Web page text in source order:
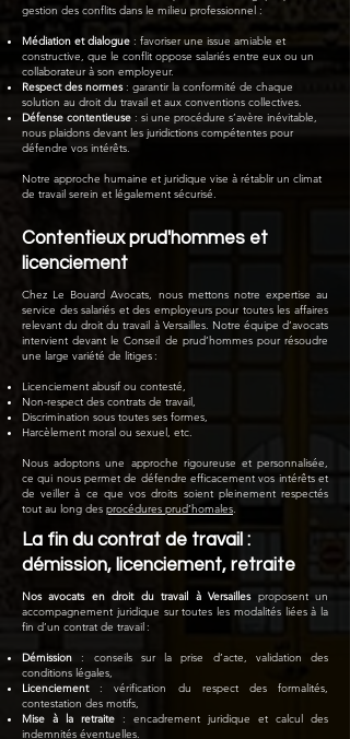
gestion des conflits dans le milieu professionnel :
Médiation et dialogue : favoriser une issue amiable et
constructive, que le conflit oppose salariés entre eux ou un
collaborateur à son employeur.
Respect des normes: garantir la conformité de chaque
solution au droit du travail et aux conventions collectives.
Défense contentieuse : si une procédure s’avère inévitable,
nous plaidons devant les juridictions compétentes pour
défendre vos intérêts.
Notre approche humaine et juridique vise à rétablir un climat
de travail serein et légalement sécurisé.
Contentieux prud'hommes et
licenciement
Chez Le Bouard Avocats, nous mettons notre expertise au
service des salariés et des employeurs pour toutes les affaires
relevant du droit du travail à Versailles. Notre équipe d’avocats
intervient devant le Conseil de prud’hommes pour résoudre
une large variété de litiges :
Licenciement abusif ou contesté,
Non-respect des contrats de travail,
Discrimination sous toutes ses formes,
Harcèlement moral ou sexuel, etc.
Nous adoptons une approche rigoureuse et personnalisée,
ce qui nous permet de défendre efficacement vos intérêts et
de veiller à ce que vos droits soient pleinement respectés
tout au long des procédures prud’homales.
La fin du contrat de travail :
démission, licenciement, retraite
Nos avocats en droit du travail à Versaillesproposent un
accompagnement juridique sur toutes les modalités liées à la
fin d’un contrat de travail :
Démission : conseils sur la prise d’acte, validation des
conditions légales,
Licenciement: vérification du respect des formalités,
contestation des motifs,
Mise à la retraite : encadrement juridique et calcul des
indemnités éventuelles.